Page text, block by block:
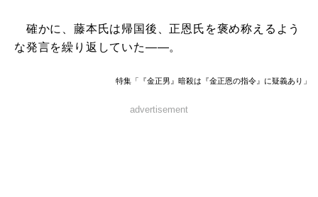
確かに、藤本氏は帰国後、正恩氏を褒め称えるよう
な発言を繰り返していた――。
特集「『金正男』暗殺は『金正恩の指令』に疑義あり」
advertisement